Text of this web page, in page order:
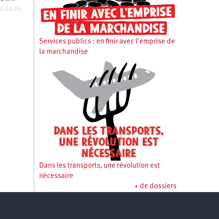
2026
Services publics : en finir avec l'emprise de
la marchandise
Dans les transports, une révolution est
nécessaire
+ de dossiers